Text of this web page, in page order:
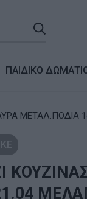
ΠΑΙΔΙΚΟ
ΜΕΤΑΛ.ΠΟΔΙΑ